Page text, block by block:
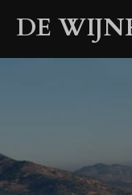
Ga
direct
DE